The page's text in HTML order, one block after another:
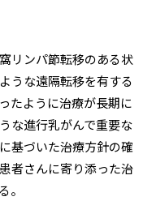
リンパ節転移のある状
うな遠隔転移を有する
たように治療が長期に
な進行乳がんで重要な
基づいた治療方針の確
者さんに寄り添った治
。